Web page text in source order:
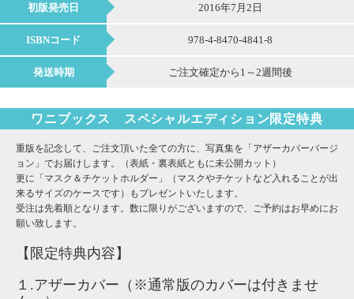
初版発売日
2016年7月2日
ISBNコード 978-4-8470-4841-8
発送時期 ご注文確定から1～2週間後
ワニブックス スペシャルエディション限定特典
重版を記念して、ご注文頂いた全ての方に、写真集を「アザーカバーバージ
ョン」でお届けします。（表紙・裏表紙ともに未公開カット）
更に「マスク＆チケットホルダー」（マスクやチケットなど入れることが出
来るサイズのケースです）もプレゼントいたします。
受注は先着順となります。数に限りがございますので、ご予約はお早めにお
願い致します。
【限定特典内容】
１.アザーカバー（※通常版のカバーは付きませ